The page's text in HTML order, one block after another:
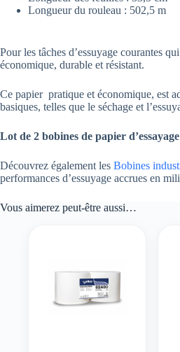
Longueur du rouleau : 502,5 m
Pour les tâches d’essuyage courantes
économique, durable et résistant.
Ce papier pratique et économique, est
basiques, telles que le séchage et
Lot de 2 bobines de papier
Découvrez également les Bobines
performances d’essuyage accrues en
Vous aimerez peut-être aussi…